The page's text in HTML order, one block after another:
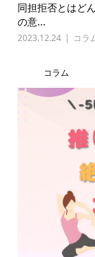
同担拒否とはど
の意...
2023.12.24 コラ
コラム